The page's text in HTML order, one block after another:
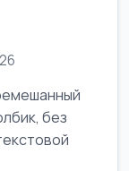
без